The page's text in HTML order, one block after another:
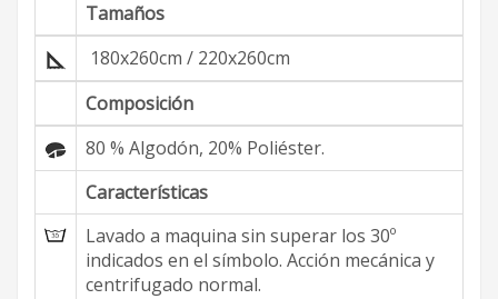
Tamaños
180x260cm / 220x260cm
Composición
80 % Algodón, 20% Poliéster.
Características
Lavado a maquina sin superar los 30º
indicados en el símbolo. Acción mecánica y
centrifugado normal.